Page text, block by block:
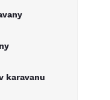
karavanu